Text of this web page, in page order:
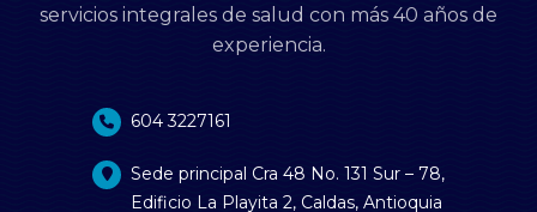
servicios integrales de salud con más 40 años de
experiencia.
604 3227161
Sede principal Cra 48 No. 131 Sur – 78,
Edificio La Playita 2, Caldas, Antioquia